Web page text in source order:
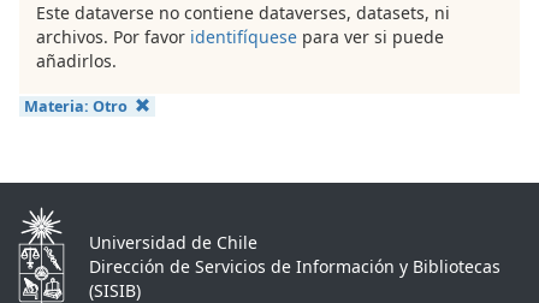
Este dataverse no contiene dataverses, datasets, ni
archivos. Por favor identifíquese para ver si puede
añadirlos.
Materia: Otro
Universidad de Chile
Dirección de Servicios de Información y Bibliotecas
(SISIB)